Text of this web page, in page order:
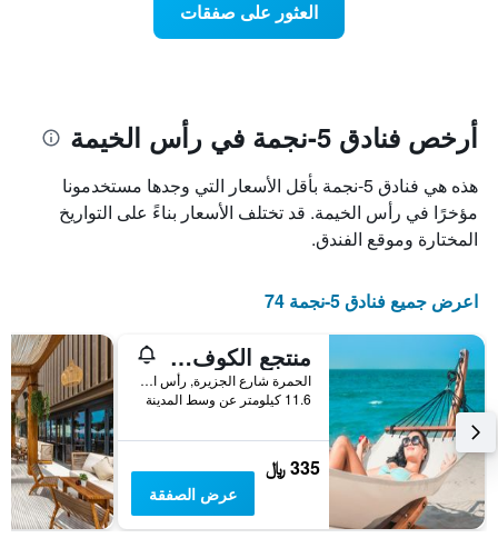
1
Y
الذي
يعرض
متوسط
في
عطلة
نهاية
هذا
الأسبوع
خلال
آخر
3
أيام
محور
الذي
يعرض
عدد
الأيام
يتضمن
المخطط
التالي
1
محور
Y
الذي
يعرض
متوسط
سعر
غرفة
العثور على صفقات
أرخص فنادق 5-نجمة في رأس الخيمة
هذه هي فنادق 5-نجمة بأقل الأسعار التي وجدها مستخدمونا
مؤخرًا في رأس الخيمة. قد تختلف الأسعار بناءً على التواريخ
المختارة وموقع الفندق.
اعرض جميع فنادق 5-نجمة 74
منتجع الكوف روتانا - رأس الخيمة
الحمرة شارع الجزيرة, رأس الخيمة, الامارات العربية المتحدة
11.6 كيلومتر عن وسط المدينة
335 ﷼
عرض الصفقة